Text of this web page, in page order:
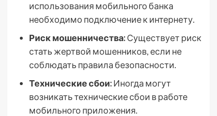
использования мобильного банка
необходимо подключение к интернету.
Риск мошенничества:Существует риск
стать жертвой мошенников, если не
соблюдать правила безопасности.
Технические сбои:Иногда могут
возникать технические сбои в работе
мобильного приложения.